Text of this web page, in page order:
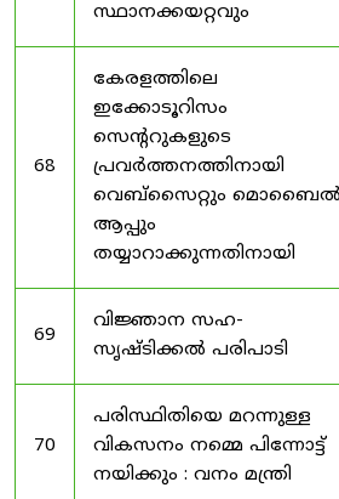
സ്ഥാനക്കയറ്റവും
68
കേരളത്തിലെ
ഇക്കോടൂറിസം
സെന്ററുകളുടെ
പ്രവർത്തനത്തിനായി
വെബ്സൈറ്റും മൊബൈൽ
ആപ്പും
തയ്യാറാക്കുന്നതിനായി
69
വിജ്ഞാന സഹ-
സൃഷ്ടിക്കൽ പരിപാടി
70
പരിസ്ഥിതിയെ മറന്നുള്ള
വികസനം നമ്മെ പിന്നോട്ട്
നയിക്കും : വനം മന്ത്രി